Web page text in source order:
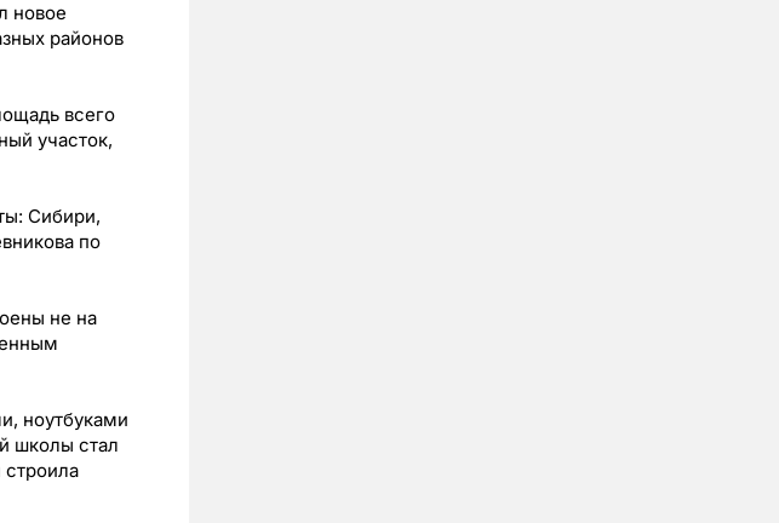
новое
районов
всего
участок,
Сибири,
по
не на
ноутбуками
школы стал
строила